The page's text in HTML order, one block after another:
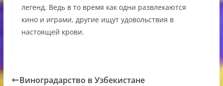
легенд. Ведь в то время как одни развлекаются
кино и играми, другие ищут удовольствия в
настоящей крови.
Виноградарство в Узбекистане